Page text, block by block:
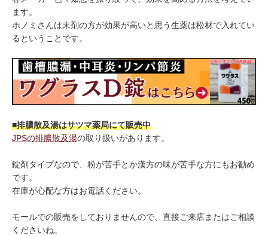
ます。
ホノミさんは末剤の方が効果が高いと思う生薬は松材で入れてい
るということです。
■排膿散及湯はサツマ薬局にて販売中
JPSの排膿散及湯の取り扱いがあります。
錠剤タイプなので、粉が苦手とか漢方の味が苦手な方にもお勧め
です。
在庫が心配な方はお電話ください。
モールでの販売をしておりませんので、直接ご来店またはご相談
くださいね。